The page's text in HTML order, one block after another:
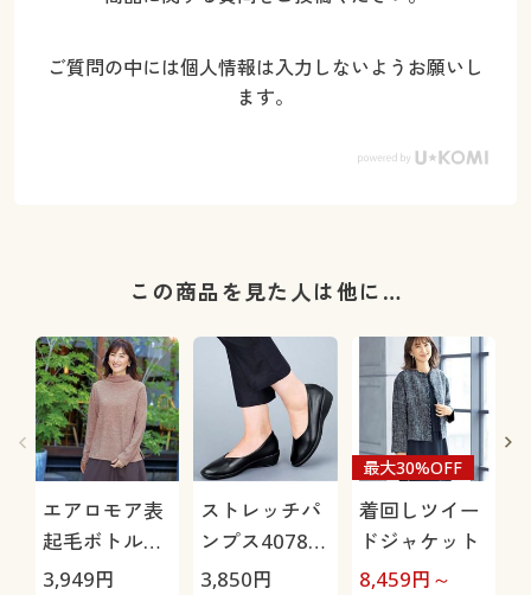
ご質問の中には個人情報は入力しないようお願いし
ます。
この商品を見た人は他に…
エアロモア表
起毛ボトルネ
ックプルオー
3,949円
ストレッチパ
ンプス4078
(パンジー)(抗
3,850円
着回しツイー
ドジャケット
最大30%OFF
8,459円～